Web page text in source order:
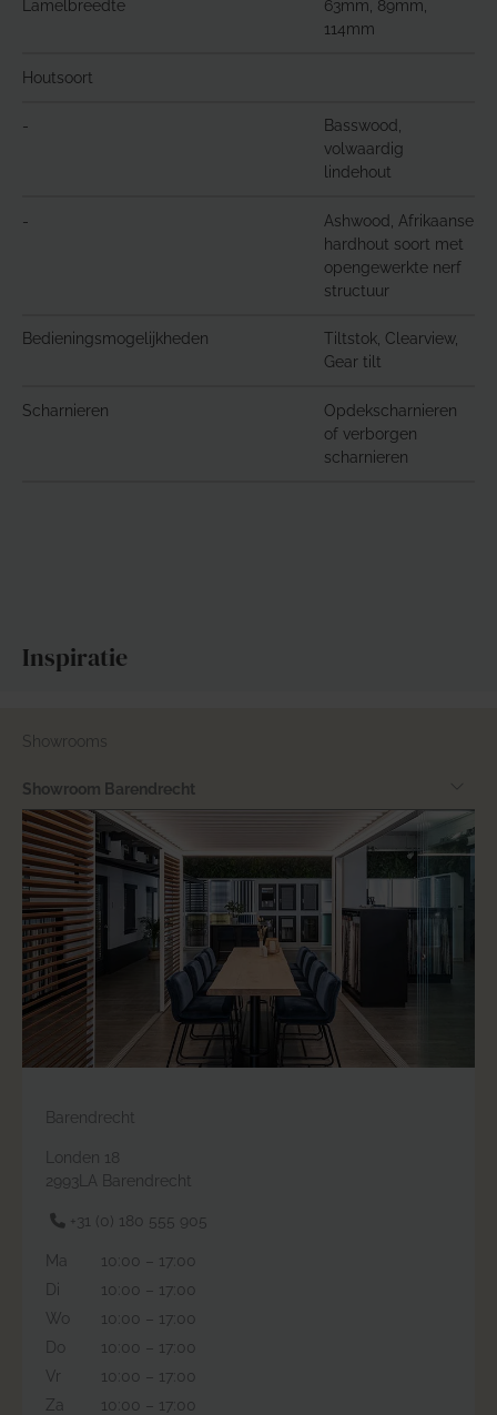
Lamelbreedte
63mm, 89mm,
114mm
Houtsoort
-
Basswood,
volwaardig
lindehout
-
Ashwood, Afrikaanse
hardhout soort met
opengewerkte nerf
structuur
Bedieningsmogelijkheden
Tiltstok, Clearview,
Gear tilt
Scharnieren
Opdekscharnieren
of verborgen
scharnieren
Inspiratie
Showrooms
Showroom Barendrecht
Barendrecht
Londen 18
2993LA Barendrecht
+31 (0) 180 555 905
Ma
10:00 – 17:00
Di
10:00 – 17:00
Wo
10:00 – 17:00
Do
10:00 – 17:00
Vr
10:00 – 17:00
Za
10:00 – 17:00